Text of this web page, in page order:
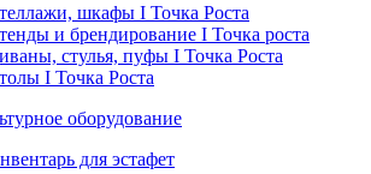
шкафы I Точка Роста
и брендирование I Точка роста
стулья, пуфы I Точка Роста
I Точка Роста
оборудование
для эстафет